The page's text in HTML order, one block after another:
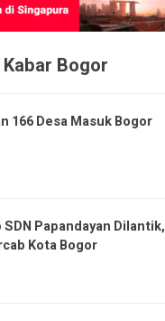
Bogor
166 Desa Masuk Bogor
Papandayan Dilantik,
Kota Bogor